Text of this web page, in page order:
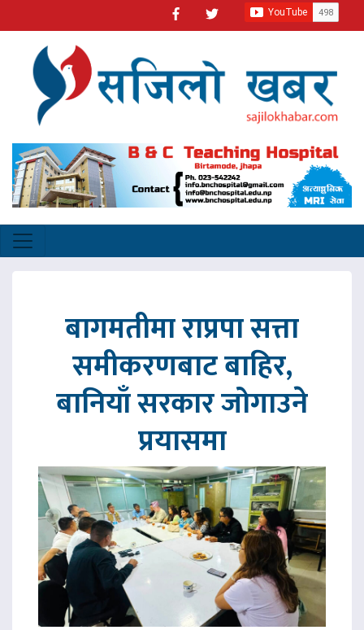
बागमतीमा राप्रपा सत्ता
समीकरणबाट बाहिर,
बानियाँ सरकार जोगाउने
प्रयासमा